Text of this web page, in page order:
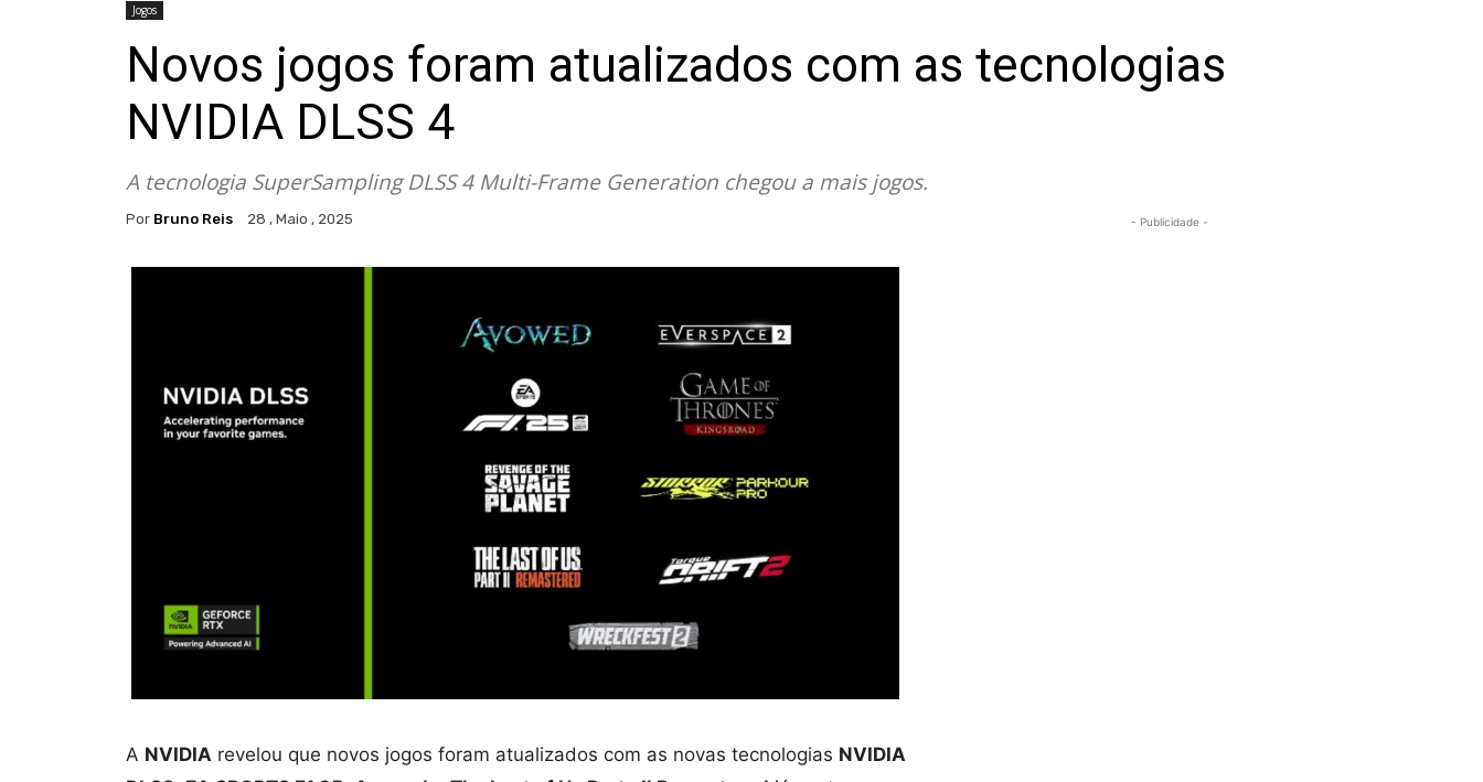
Jogos
Novos jogos foram atualizados com as tecnologias
NVIDIA DLSS 4
A tecnologia SuperSampling DLSS 4 Multi-Frame Generation chegou a mais jogos.
Por Bruno Reis 28 , Maio , 2025
A NVIDIA revelou que novos jogos foram atualizados com as novas tecnologias NVIDIA
- Publicidade -